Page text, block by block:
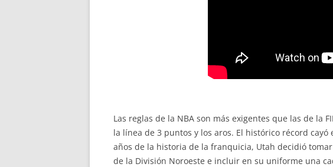
Las reglas de la NBA son más exigentes que las de la
la línea de 3 puntos y los aros. El histórico récord
años de la historia de la franquicia, Utah decidió
de la División Noroeste e incluir en su uniforme una